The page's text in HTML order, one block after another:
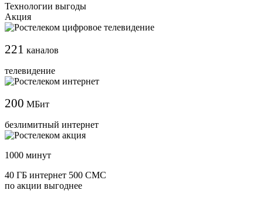
Технологии выгоды
Акция
221 каналов
телевидение
200 МБит
безлимитный интернет
1000 минут
40 ГБ интернет 500 СМС
по акции выгоднее